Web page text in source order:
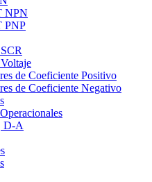
NPN
PNP
de Coeficiente Positivo
de Coeficiente Negativo
D-A